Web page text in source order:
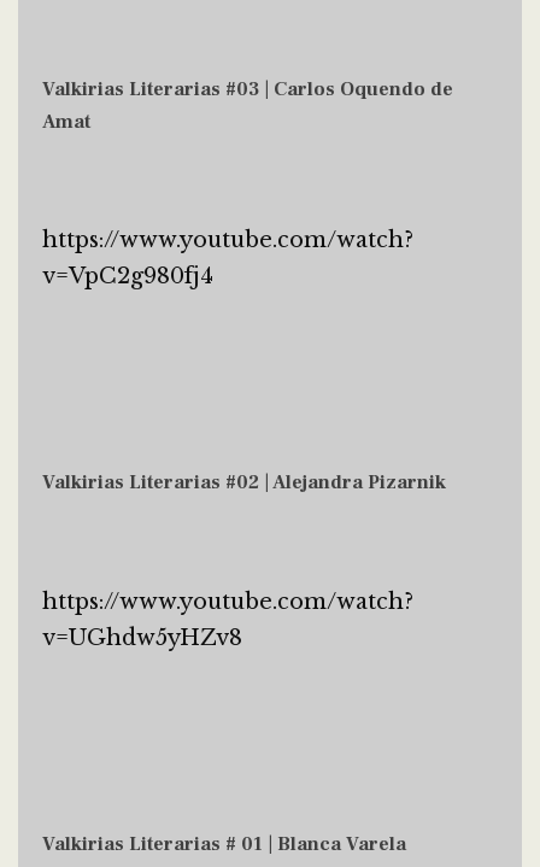
Valkirias Literarias #03 | Carlos Oquendo de
Amat
https://www.youtube.com/watch?
v=VpC2g980fj4
Valkirias Literarias #02 | Alejandra Pizarnik
https://www.youtube.com/watch?
v=UGhdw5yHZv8
Valkirias Literarias # 01 | Blanca Varela